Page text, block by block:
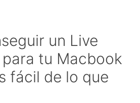
un Live
tu Macbook
fácil de lo que